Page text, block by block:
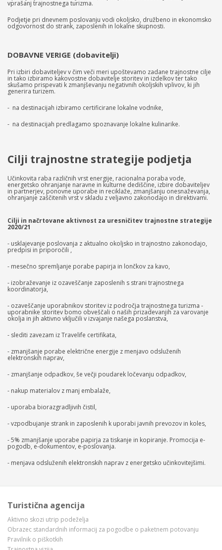
vprašanj trajnostnega turizma.
Podjetje pri dnevnem poslovanju vodi okoljsko, družbeno in ekonomsko
odgovornost do strank, zaposlenih in lokalne skupnosti.
DOBAVNE VERIGE (dobavitelji)
Pri izbiri dobaviteljev v čim veči meri upoštevamo zadane trajnostne cilje
in tako izbiramo kakovostne dobavitelje storitev in izdelkov ter tako
skušamo prispevati k zmanjševanju negativnih okoljskih vplivov, ki jih
generira turizem.
- na destinacijah izbiramo certificirane lokalne vodnike,
- na destinacijah predlagamo spoznavanje lokalne kulinarike.
Cilji trajnostne strategije podjetja
Učinkovita raba različnih vrst energije, racionalna poraba vode,
energetsko ohranjanje naravne in kulturne dediščine, izbire dobaviteljev
in partnerjev, ponovne uporabe in reciklaže, zmanjšanju onesnaževanja,
ohranjanje zaščitenih vrst v skladu z veljavno zakonodajo in direktivami.
Cilji in načrtovane aktivnost za uresničitev trajnostne strategije
2020/21
- usklajevanje poslovanja z aktualno okoljsko in trajnostno zakonodajo,
predpisi in priporočili ,
- mesečno spremljanje porabe papirja in lončkov za kavo,
- izobraževanje iz ozaveščanje zaposlenih s strani trajnostnega
koordinatorja,
- ozaveščanje uporabnikov storitev iz področja trajnostnega turizma -
uporabnike storitev bomo obveščali o naših prizadevanjih za varovanje
okolja in jih aktivno vključili v izvajanje našega poslanstva,
- slediti zavezam iz Travelife certifikata,
- zmanjšanje porabe električne energije z menjavo odsluženih
elektronskih naprav,
- zmanjšanje odpadkov, še večji poudarek ločevanju odpadkov,
- nakup materialov z manj embalaže,
- uporaba biorazgradljivih čistil,
- vzpodbujanje strank in zaposlenih k uporabi javnih prevozov in koles,
- 5% zmanjšanje uporabe papirja za tiskanje in kopiranje. Promocija e-
pogodb, e-dokumentov, e-poslovanja.
- menjava odsluženih elektronskih naprav z energetsko učinkovitejšimi.
Turistična agencija
Aktivno skozi utrip podeželja
Obrazec standardnih informacij za pogodbe o paketnem potovanju
Pravilnik o piškotkih